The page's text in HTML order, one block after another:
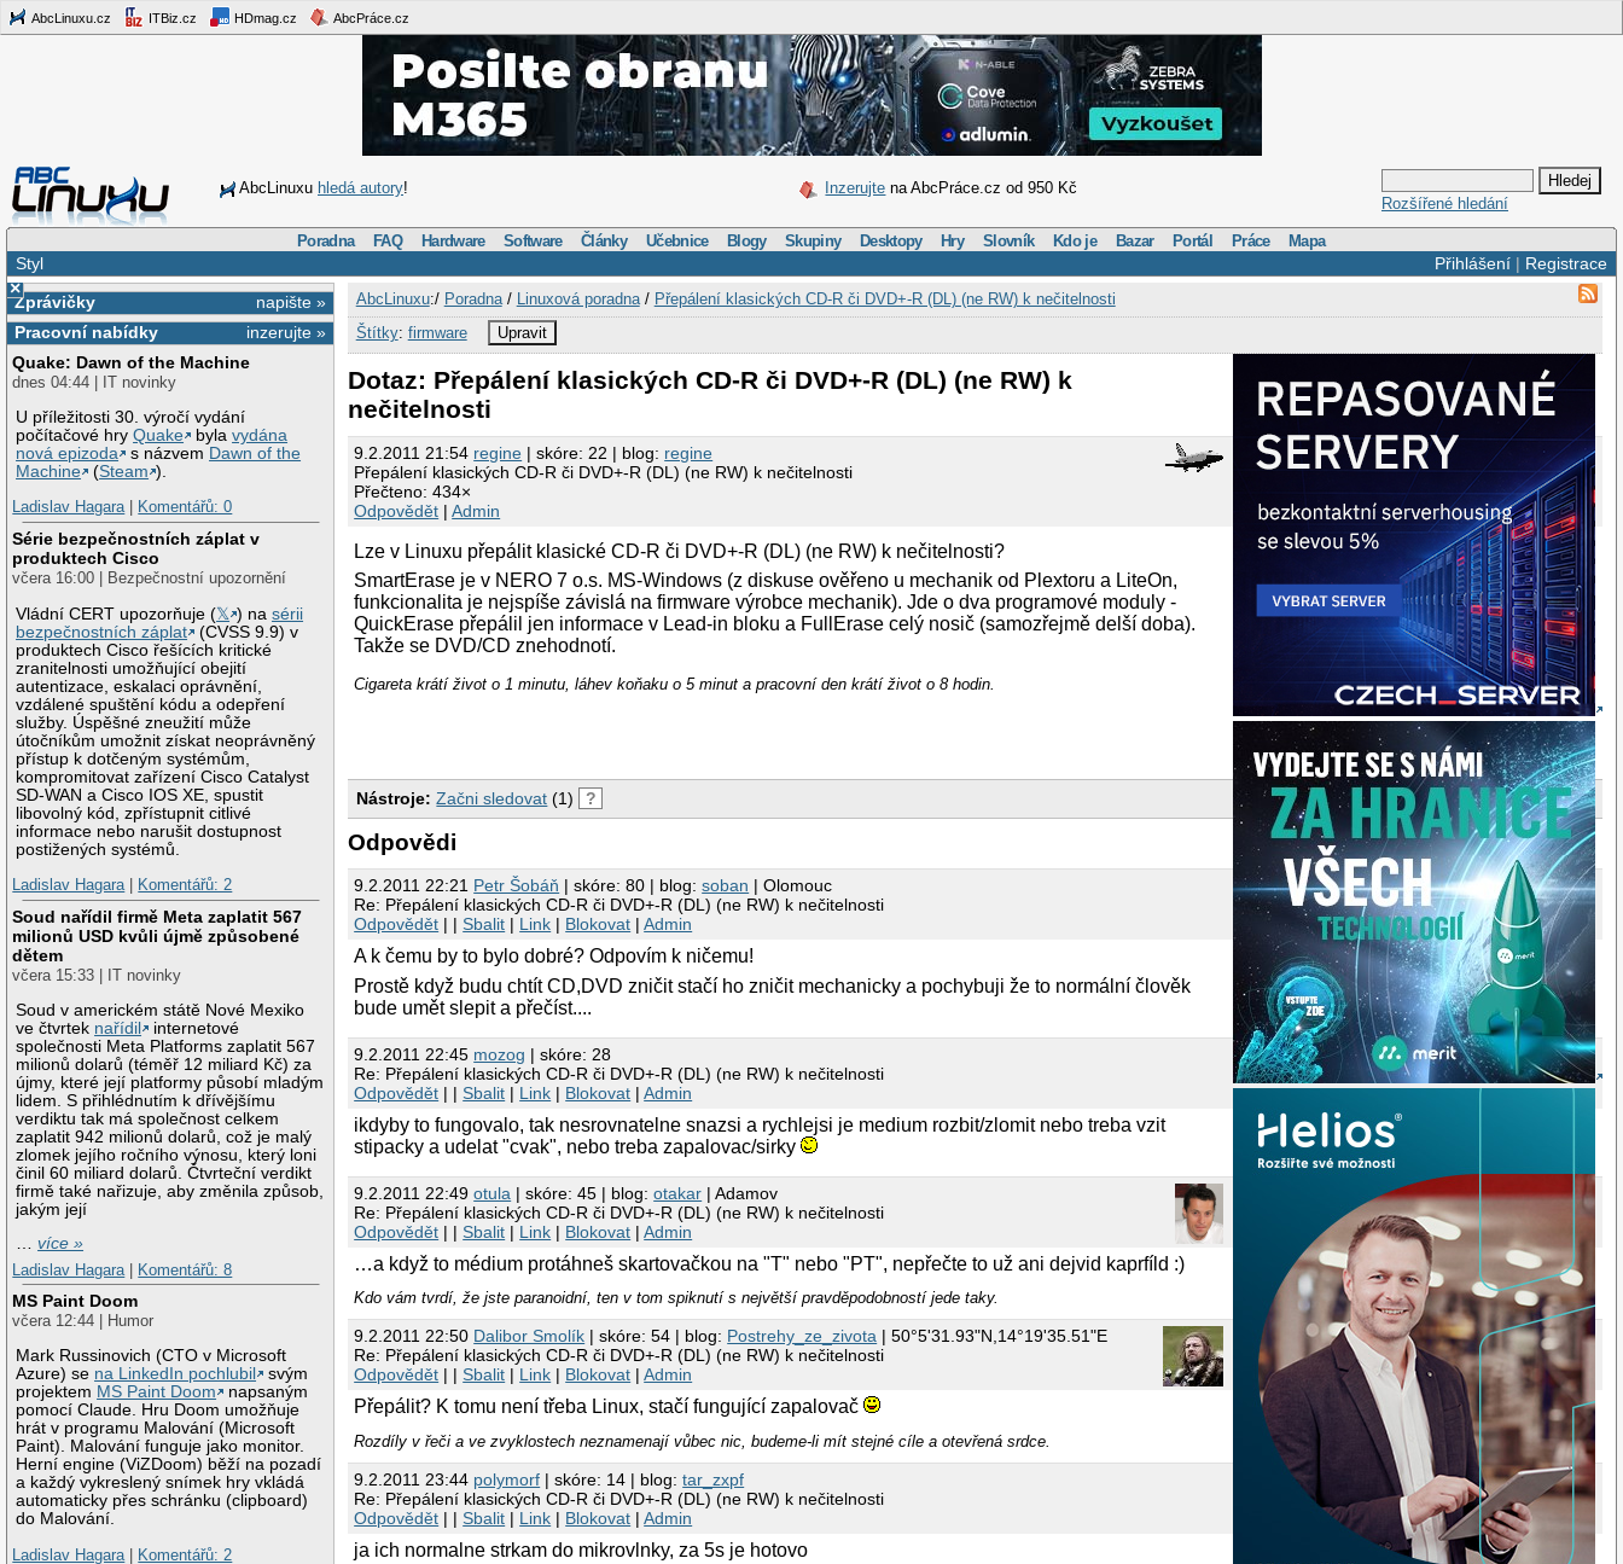
AbcLinuxu.cz ITBiz.cz HDmag.cz AbcPráce.cz
AbcLinuxu hledá autory! Inzerujte na AbcPráce.cz od 950 Kč
Rozšířené hledání
Poradna FAQ Hardware Software Články Učebnice Blogy Skupiny Desktopy Hry Slovník Kdo je Bazar Portál Práce Mapa
Přihlášení| Registrace
Styl
×
napište »
Zprávičky
inzerujte »
Pracovní nabídky
Quake: Dawn of the Machine
dnes 04:44 | IT novinky
U příležitosti 30. výročí vydání
počítačové hryQuake bylavydána
nová epizoda
s názvem Dawn of the
Machine
(Steam ).
Ladislav Hagara| Komentářů: 0
Série bezpečnostních záplat v
produktech Cisco
včera 16:00 | Bezpečnostní upozornění
Vládní CERT upozorňuje (𝕏 ) nasérii
bezpečnostních záplat
(CVSS 9.9) v
produktech Cisco řešících kritické
zranitelnosti umožňující obejití
autentizace, eskalaci oprávnění,
vzdálené spuštění kódu a odepření
služby. Úspěšné zneužití může
útočníkům umožnit získat neoprávněný
přístup k dotčeným systémům,
kompromitovat zařízení Cisco Catalyst
SD-WAN a Cisco IOS XE, spustit
libovolný kód, zpřístupnit citlivé
informace nebo narušit dostupnost
postižených systémů.
Ladislav Hagara| Komentářů: 2
Soud nařídil firmě Meta zaplatit 567
milionů USD kvůli újmě způsobené
dětem
včera 15:33 | IT novinky
Soud v americkém státě Nové Mexiko
ve čtvrtek nařídil
internetové
společnosti Meta Platforms zaplatit 567
milionů dolarů (téměř 12 miliard Kč) za
újmy, které její platformy působí mladým
lidem. S přihlédnutím k dřívějšímu
verdiktu tak má společnost celkem
zaplatit 942 milionů dolarů, což je malý
zlomek jejího ročního výnosu, který loni
činil 60 miliard dolarů. Čtvrteční verdikt
firmě také nařizuje, aby změnila způsob,
jakým její
…více »
Ladislav Hagara
Komentářů: 8
MS Paint Doom
včera 12:44 | Humor
Mark Russinovich (CTO v Microsoft
Azure) se na LinkedIn pochlubil
svým
projektem MS Paint Doom
napsaným
pomocí Claude. Hru Doom umožňuje
hrát v programu Malování (Microsoft
Paint). Malování funguje jako monitor.
Herní engine (ViZDoom) běží na pozadí
a každý vykreslený snímek hry vkládá
automaticky přes schránku (clipboard)
do Malování.
Ladislav Hagara
Komentářů: 2
AbcLinuxu:/ Poradna/ Linuxová poradna/ Přepálení klasických CD-R či DVD+-R (DL) (ne RW) k nečitelnosti
Štítky: firmware Upravit
Dotaz: Přepálení klasických CD-R či DVD+-R (DL) (ne RW) k
nečitelnosti
9.2.2011 21:54 regine | skóre: 22 | blog: regine
Přepálení klasických CD-R či DVD+-R (DL) (ne RW) k nečitelnosti
Přečteno: 434×
Odpovědět |Admin
Lze v Linuxu přepálit klasické CD-R či DVD+-R (DL) (ne RW) k nečitelnosti?
SmartErase je v NERO 7 o.s. MS-Windows (z diskuse ověřeno u mechanik od Plextoru a LiteOn,
funkcionalita je nejspíše závislá na firmware výrobce mechanik). Jde o dva programové moduly -
QuickErase přepálil jen informace v Lead-in bloku a FullErase celý nosič (samozřejmě delší doba).
Takže se DVD/CD znehodnotí.
Cigareta krátí život o 1 minutu, láhev koňaku o 5 minut a pracovní den krátí život o 8 hodin.
Nástroje: Začni sledovat (1) ?
Odpovědi
9.2.2011 22:21 Petr Šobáň | skóre: 80 | blog:soban | Olomouc
Re: Přepálení klasických CD-R či DVD+-R (DL) (ne RW) k nečitelnosti
Odpovědět | |Sbalit | Link | Blokovat |Admin
A k čemu by to bylo dobré? Odpovím k ničemu!
Prostě když budu chtít CD,DVD zničit stačí ho zničit mechanicky a pochybuji že to normální člověk
bude umět slepit a přečíst....
9.2.2011 22:45 mozog | skóre: 28
Re: Přepálení klasických CD-R či DVD+-R (DL) (ne RW) k nečitelnosti
Odpovědět | |Sbalit | Link | Blokovat |Admin
ikdyby to fungovalo, tak nesrovnatelne snazsi a rychlejsi je medium rozbit/zlomit nebo treba vzit
stipacky a udelat "cvak", nebo treba zapalovac/sirky
9.2.2011 22:49otula | skóre: 45 | blog:otakar | Adamov
Re: Přepálení klasických CD-R či DVD+-R (DL) (ne RW) k nečitelnosti
Odpovědět | |Sbalit | Link | Blokovat |Admin
…a když to médium protáhneš skartovačkou na "T" nebo "PT", nepřečte to už ani dejvid kaprfíld :)
Kdo vám tvrdí, že jste paranoidní, ten v tom spiknutí s největší pravděpodobností jede taky.
9.2.2011 22:50 Dalibor Smolík | skóre: 54 | blog: Postrehy_ze_zivota | 50°5'31.93"N,14°19'35.51"E
Re: Přepálení klasických CD-R či DVD+-R (DL) (ne RW) k nečitelnosti
Odpovědět | |Sbalit | Link | Blokovat |Admin
Přepálit? K tomu není třeba Linux, stačí fungující zapalovač
Rozdíly v řeči a ve zvyklostech neznamenají vůbec nic, budeme-li mít stejné cíle a otevřená srdce.
9.2.2011 23:44 polymorf | skóre: 14 | blog:tar_zxpf
Re: Přepálení klasických CD-R či DVD+-R (DL) (ne RW) k nečitelnosti
Odpovědět | |Sbalit | Link | Blokovat |Admin
ja ich normalne strkam do mikrovlnky, za 5s je hotovo